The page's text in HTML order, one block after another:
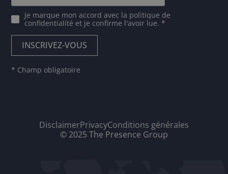
Je marque mon accord avec la politique de
confidentialité et je confirme l'avoir lue. *
* Champ obligatoire
DisclaimerPrivacyConditions générales
© 2025 The Presence Group